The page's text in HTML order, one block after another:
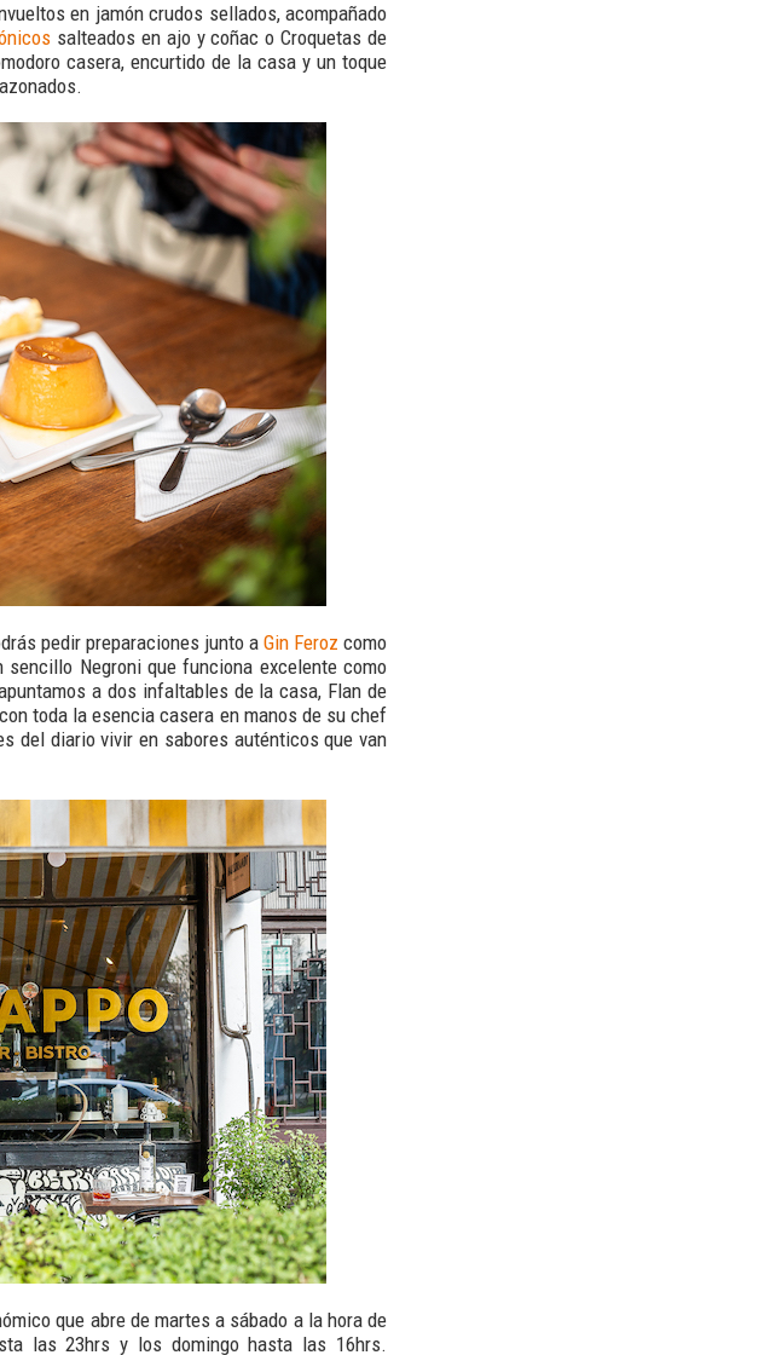
en jamón crudos sellados, acompañado
salteados en ajo y coñac o Croquetas de
casera, encurtido de la casa y un toque
pedir preparaciones junto aGin Feroz como
Negroni que funciona excelente como
a dos infaltables de la casa, Flan de
toda la esencia casera en manos de su chef
del diario vivir en sabores auténticos que van
que abre de martes a sábado a la hora de
las 23hrs y los domingo hasta las 16hrs.